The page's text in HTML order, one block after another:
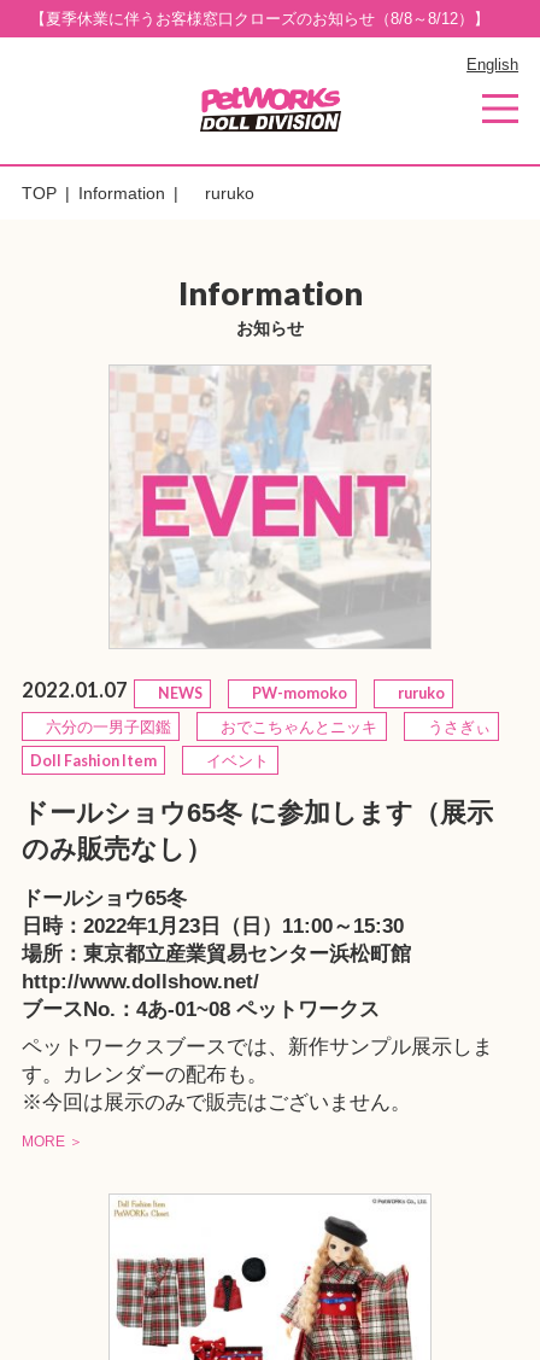
【夏季休業に伴うお客様窓口クローズのお知らせ（8/8～8/12）】
English
TOP Information ruruko
Information
お知らせ
2022.01.07 NEWS PW-momoko
ruruko
六分の一男子図鑑
おでこちゃんとニッキ
うさぎぃ
Doll Fashion Item
イベント
ドールショウ65冬 に参加します（展示
のみ販売なし）
ドールショウ65冬
日時：2022年1月23日（日）11:00～15:30
場所：東京都立産業貿易センター浜松町館
http://www.dollshow.net/
ブースNo.：4あ-01~08 ペットワークス
ペットワークスブースでは、新作サンプル展示しま
す。カレンダーの配布も。
※今回は展示のみで販売はございません。
MORE ＞